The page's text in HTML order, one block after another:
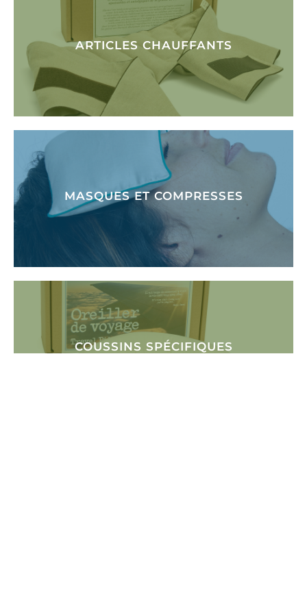
ARTICLES CHAUFFANTS
VOIR LES PRODUITS
MASQUES ET COMPRESSES
VOIR LES PRODUITS
COUSSINS SPÉCIFIQUES
VOIR LES PRODUITS